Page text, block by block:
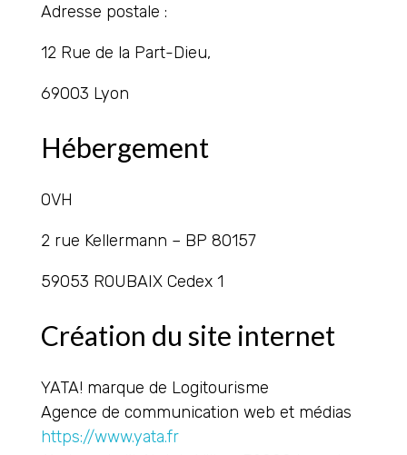
Adresse postale :
12 Rue de la Part-Dieu,
69003 Lyon
Hébergement
OVH
2 rue Kellermann – BP 80157
59053 ROUBAIX Cedex 1
Création du site internet
YATA! marque de Logitourisme
Agence de communication web et médias
https://www.yata.fr